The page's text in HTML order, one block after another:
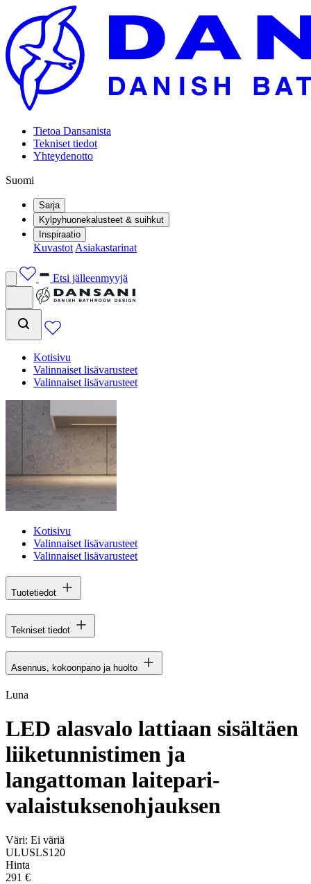
Tietoa Dansanista
Tekniset tiedot
Yhteydenotto
Suomi
Sarja
Kylpyhuonekalusteet & suihkut
Inspiraatio
Kuvastot Asiakastarinat
Etsi jälleenmyyjä
Kotisivu
Valinnaiset lisävarusteet
Valinnaiset lisävarusteet
Kotisivu
Valinnaiset lisävarusteet
Valinnaiset lisävarusteet
Tuotetiedot
Tekniset tiedot
Asennus, kokoonpano ja huolto
Luna
LED alasvalo lattiaan sisältäen
liiketunnistimen ja
langattoman laitepari-
valaistuksenohjauksen
Väri: Ei väriä
ULUSLS120
Hinta
291 €